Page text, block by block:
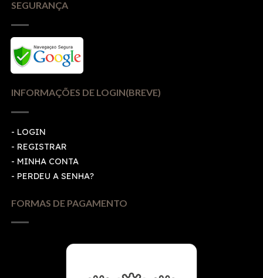
SEGURANÇA
INFORMAÇÕES DE LOGIN(BREVE)
- LOGIN
- REGISTRAR
- MINHA CONTA
- PERDEU A SENHA?
FORMAS DE PAGAMENTO